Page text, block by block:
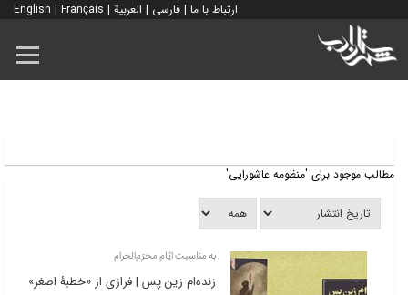
ارتباط با ما | فارسی | العربية |
English | Français
مطالب موجود برای 'منظومه عاشورایی'
به مناسبت ایّام محرّم‌الحرام
زنده‌ام زین پس | فرازی از «خطبۀ اصغر»